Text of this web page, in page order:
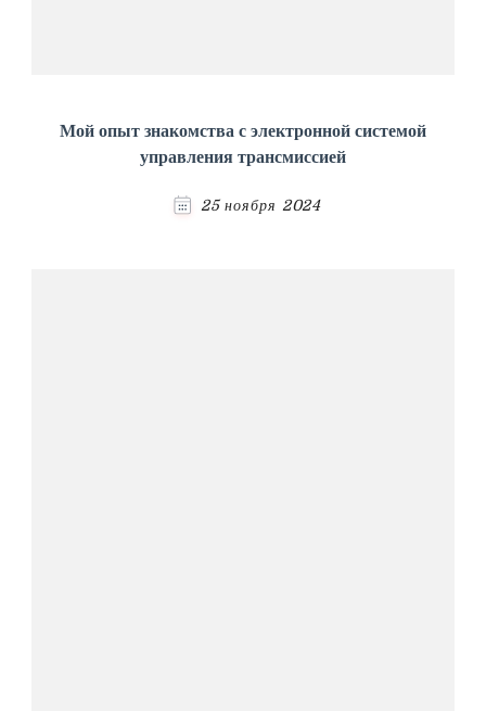
Мой опыт знакомства с электронной системой
управления трансмиссией
25 ноября 2024